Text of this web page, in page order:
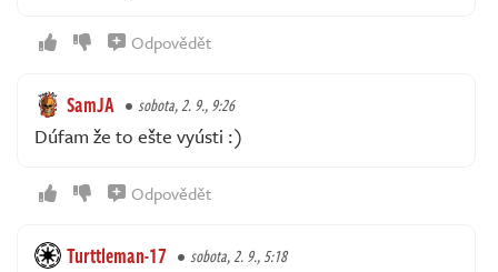
Odpovědět
SamJA sobota, 2. 9., 9:26
Dúfam že to ešte vyústi :)
Odpovědět
Turttleman-17 sobota, 2. 9., 5:18